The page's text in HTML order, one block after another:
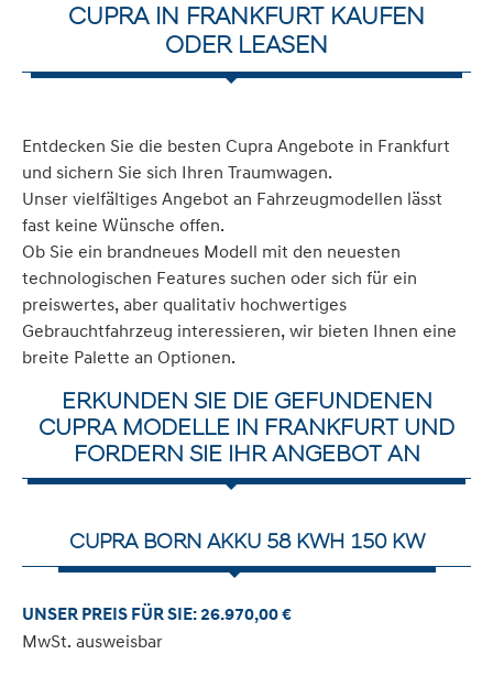
CUPRA IN FRANKFURT KAUFEN
ODER LEASEN
Entdecken Sie die besten Cupra Angebote in Frankfurt
und sichern Sie sich Ihren Traumwagen.
Unser vielfältiges Angebot an Fahrzeugmodellen lässt
fast keine Wünsche offen.
Ob Sie ein brandneues Modell mit den neuesten
technologischen Features suchen oder sich für ein
preiswertes, aber qualitativ hochwertiges
Gebrauchtfahrzeug interessieren, wir bieten Ihnen eine
breite Palette an Optionen.
ERKUNDEN SIE DIE GEFUNDENEN
CUPRA MODELLE IN FRANKFURT UND
FORDERN SIE IHR ANGEBOT AN
CUPRA BORN AKKU 58 KWH 150 KW
UNSER PREIS FÜR SIE: 26.970,00 €
MwSt. ausweisbar